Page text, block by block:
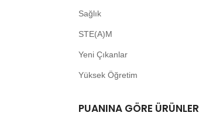
Sağlık
STE(A)M
Yeni Çıkanlar
Yüksek Öğretim
PUANINA GÖRE ÜRÜNLER